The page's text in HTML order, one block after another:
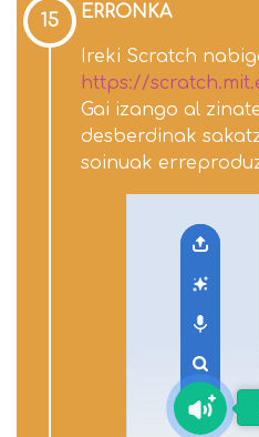
15 ERRONKA
Ireki Scratch
https://
Gai izango al
desberdinak
soinuak